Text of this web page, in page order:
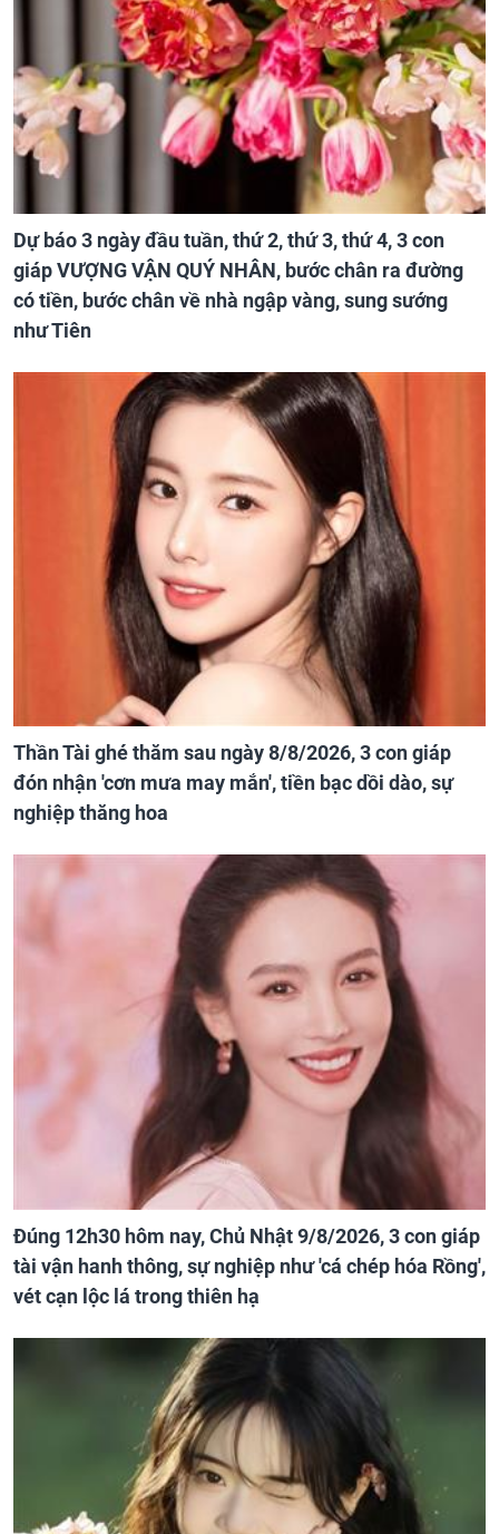
Dự báo 3 ngày đầu tuần, thứ 2, thứ 3, thứ 4, 3 con
giáp VƯỢNG VẬN QUÝ NHÂN, bước chân ra đường
có tiền, bước chân về nhà ngập vàng, sung sướng
như Tiên
Thần Tài ghé thăm sau ngày 8/8/2026, 3 con giáp
đón nhận 'cơn mưa may mắn', tiền bạc dồi dào, sự
nghiệp thăng hoa
Đúng 12h30 hôm nay, Chủ Nhật 9/8/2026, 3 con giáp
tài vận hanh thông, sự nghiệp như 'cá chép hóa Rồng',
vét cạn lộc lá trong thiên hạ